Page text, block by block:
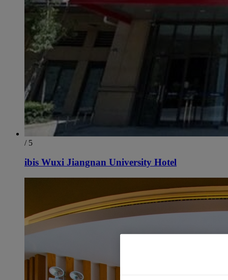
/ 5
ibis Wuxi Jiangnan University Hotel